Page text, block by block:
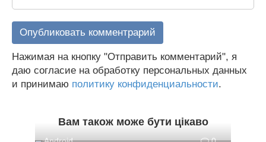
Нажимая на кнопку "Отправить комментарий", я
даю согласие на обработку персональных данных
и принимаю политику конфиденциальности.
Вам також може бути цікаво